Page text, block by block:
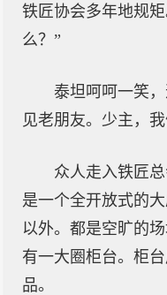
铁匠协会多年地规
么？”
泰坦呵呵一笑
见老朋友。少主，
众人走入铁匠
是一个全开放式的
以外。都是空旷的
有一大圈柜台。柜
品。